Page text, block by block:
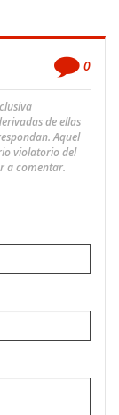
0
de ellas
Aquel
violatorio del
a comentar.